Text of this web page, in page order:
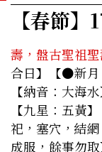
【春節】
壽，盤古聖祖聖
合日】【●新月
【納音：大海
【九星：五黃
祀，塞穴，結
成服，餘事勿取